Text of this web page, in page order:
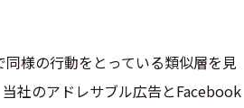
様の行動をとっている類似層を見
社のアドレサブル広告とFacebook